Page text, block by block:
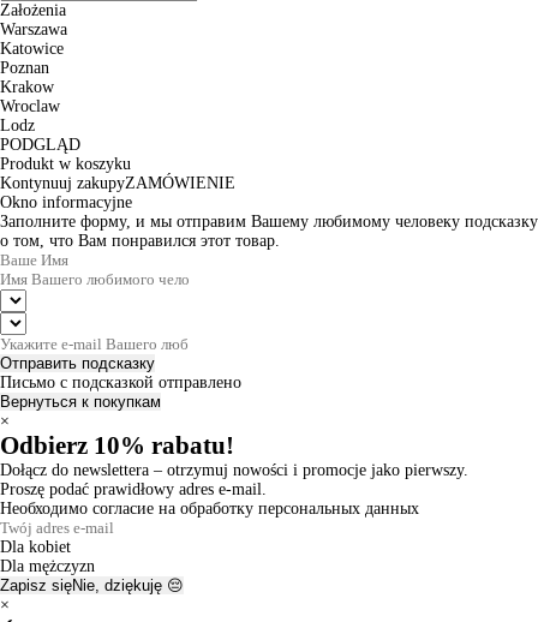
Założenia
Warszawa
Katowice
Poznan
Krakow
Wroclaw
Lodz
PODGLĄD
Produkt w koszyku
Kontynuuj zakupyZAMÓWIENIE
Okno informacyjne
Заполните форму, и мы отправим Вашему любимому человеку подсказку
о том, что Вам понравился этот товар.
Отправить подсказку
Письмо с подсказкой отправлено
Вернуться к покупкам
×
Odbierz 10% rabatu!
Dołącz do newslettera – otrzymuj nowości i promocje jako pierwszy.
Proszę podać prawidłowy adres e-mail.
Необходимо согласие на обработку персональных данных
Dla kobiet
Dla mężczyzn
Zapisz sięNie, dziękuję 😔
×